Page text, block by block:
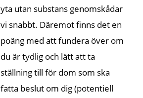
yta utan substans genomskådar
vi snabbt. Däremot finns det en
poäng med att fundera över om
du är tydlig och lätt att ta
ställning till för dom som ska
fatta beslut om dig (potentiell